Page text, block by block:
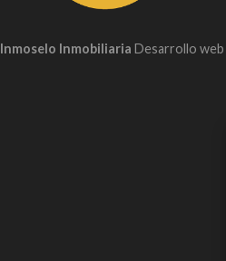
Inmoselo Inmobiliaria Desarrollo web